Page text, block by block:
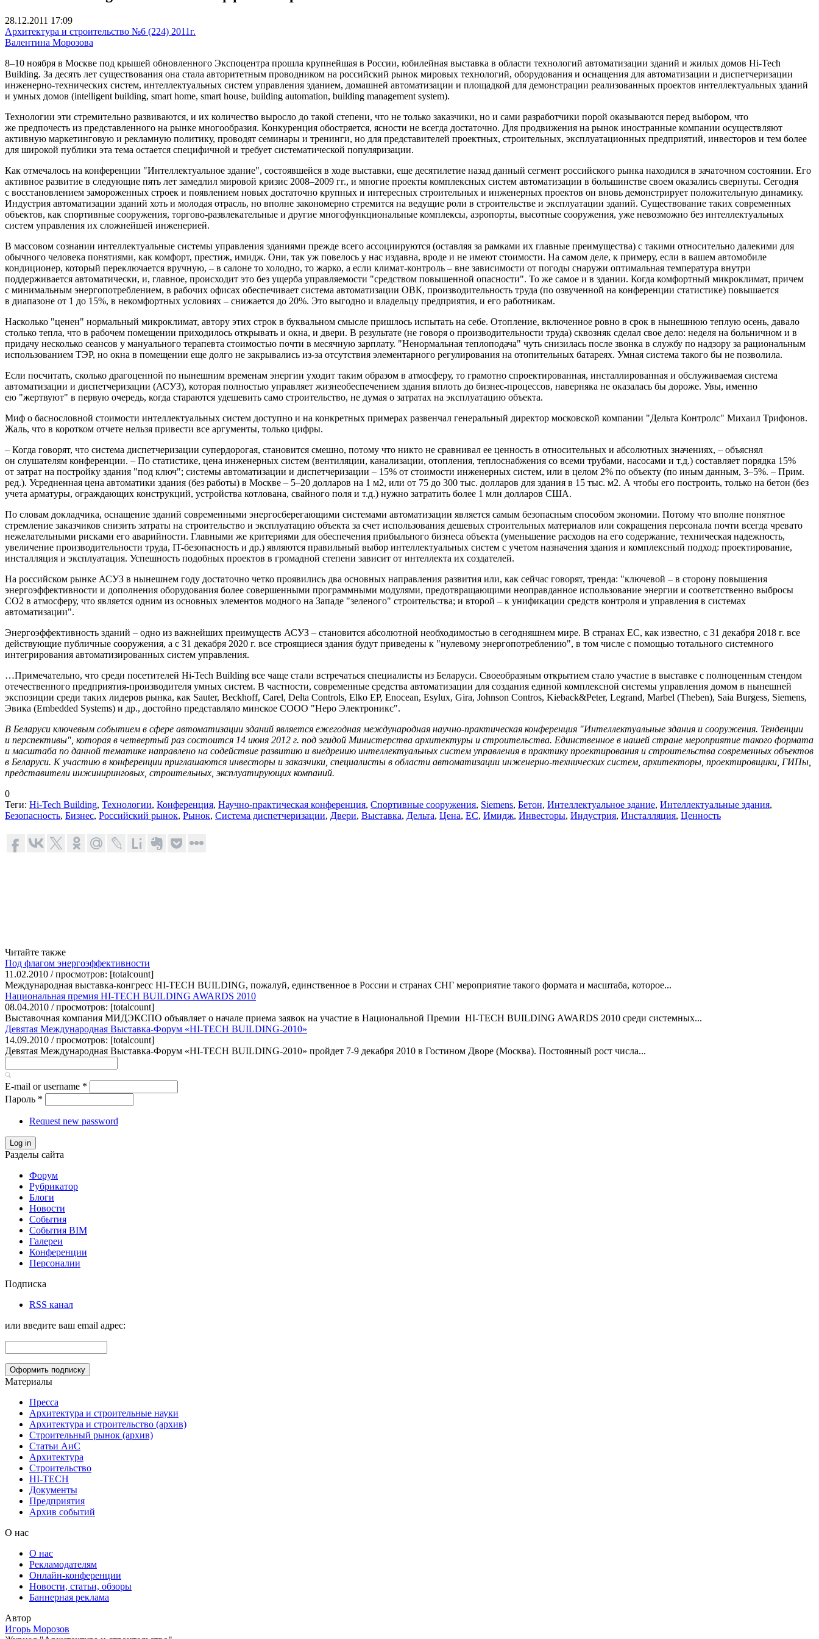
28.12.2011 17:09
Архитектура и строительство №6 (224) 2011г.
Валентина Морозова
8–10 ноября в Москве под крышей обновленного Экспоцентра прошла крупнейшая в России, юбилейная выставка в области технологий автоматизации зданий и жилых домов Hi-Tech
Building. За десять лет существования она стала авторитетным проводником на российский рынок мировых технологий, оборудования и оснащения для автоматизации и диспетчеризации
инженерно-технических систем, интеллектуальных систем управления зданием, домашней автоматизации и площадкой для демонстрации реализованных проектов интеллектуальных зданий
и умных домов (intelligent building, smart home, smart house, building automation, building management system).
Технологии эти стремительно развиваются, и их количество выросло до такой степени, что не только заказчики, но и сами разработчики порой оказываются перед выбором, что
же предпочесть из представленного на рынке многообразия. Конкуренция обостряется, ясности не всегда достаточно. Для продвижения на рынок иностранные компании осуществляют
активную маркетинговую и рекламную политику, проводят семинары и тренинги, но для представителей проектных, строительных, эксплуатационных предприятий, инвесторов и тем более
для широкой публики эта тема остается специфичной и требует систематической популяризации.
Как отмечалось на конференции "Интеллектуальное здание", состоявшейся в ходе выставки, еще десятилетие назад данный сегмент российского рынка находился в зачаточном состоянии. Его
активное развитие в следующие пять лет замедлил мировой кризис 2008–2009 гг., и многие проекты комплексных систем автоматизации в большинстве своем оказались свернуты. Сегодня
с восстановлением замороженных строек и появлением новых достаточно крупных и интересных строительных и инженерных проектов он вновь демонстрирует положительную динамику.
Индустрия автоматизации зданий хоть и молодая отрасль, но вполне закономерно стремится на ведущие роли в строительстве и эксплуатации зданий. Существование таких современных
объектов, как спортивные сооружения, торгово-развлекательные и другие многофункциональные комплексы, аэропорты, высотные сооружения, уже невозможно без интеллектуальных
систем управления их сложнейшей инженерией.
В массовом сознании интеллектуальные системы управления зданиями прежде всего ассоциируются (оставляя за рамками их главные преимущества) с такими относительно далекими для
обычного человека понятиями, как комфорт, престиж, имидж. Они, так уж повелось у нас издавна, вроде и не имеют стоимости. На самом деле, к примеру, если в вашем автомобиле
кондиционер, который переключается вручную, – в салоне то холодно, то жарко, а если климат-контроль – вне зависимости от погоды снаружи оптимальная температура внутри
поддерживается автоматически, и, главное, происходит это без ущерба управляемости "средством повышенной опасности". То же самое и в здании. Когда комфортный микроклимат, причем
с минимальным энергопотреблением, в рабочих офисах обеспечивает система автоматизации ОВК, производительность труда (по озвученной на конференции статистике) повышается
в диапазоне от 1 до 15%, в некомфортных условиях – снижается до 20%. Это выгодно и владельцу предприятия, и его работникам.
Насколько "ценен" нормальный микроклимат, автору этих строк в буквальном смысле пришлось испытать на себе. Отопление, включенное ровно в срок в нынешнюю теплую осень, давало
столько тепла, что в рабочем помещении приходилось открывать и окна, и двери. В результате (не говоря о производительности труда) сквозняк сделал свое дело: неделя на больничном и в
придачу несколько сеансов у мануального терапевта стоимостью почти в месячную зарплату. "Ненормальная теплоподача" чуть снизилась после звонка в службу по надзору за рациональным
использованием ТЭР, но окна в помещении еще долго не закрывались из-за отсутствия элементарного регулирования на отопительных батареях. Умная система такого бы не позволила.
Если посчитать, сколько драгоценной по нынешним временам энергии уходит таким образом в атмосферу, то грамотно спроектированная, инсталлированная и обслуживаемая система
автоматизации и диспетчеризации (АСУЗ), которая полностью управляет жизнеобеспечением здания вплоть до бизнес-процессов, наверняка не оказалась бы дороже. Увы, именно
ею "жертвуют" в первую очередь, когда стараются удешевить само строительство, не думая о затратах на эксплуатацию объекта.
Миф о баснословной стоимости интеллектуальных систем доступно и на конкретных примерах развенчал генеральный директор московской компании "Дельта Контролс" Михаил Трифонов.
Жаль, что в коротком отчете нельзя привести все аргументы, только цифры.
– Когда говорят, что система диспетчеризации супердорогая, становится смешно, потому что никто не сравнивал ее ценность в относительных и абсолютных значениях, – объяснял
он слушателям конференции. – По статистике, цена инженерных систем (вентиляции, канализации, отопления, теплоснабжения со всеми трубами, насосами и т.д.) составляет порядка 15%
от затрат на постройку здания "под ключ"; системы автоматизации и диспетчеризации – 15% от стоимости инженерных систем, или в целом 2% по объекту (по иным данным, 3–5%. – Прим.
ред.). Усредненная цена автоматики здания (без работы) в Москве – 5–20 долларов на 1 м2, или от 75 до 300 тыс. долларов для здания в 15 тыс. м2. А чтобы его построить, только на бетон (без
учета арматуры, ограждающих конструкций, устройства котлована, свайного поля и т.д.) нужно затратить более 1 млн долларов США.
По словам докладчика, оснащение зданий современными энергосберегающими системами автоматизации является самым безопасным способом экономии. Потому что вполне понятное
стремление заказчиков снизить затраты на строительство и эксплуатацию объекта за счет использования дешевых строительных материалов или сокращения персонала почти всегда чревато
нежелательными рисками его аварийности. Главными же критериями для обеспечения прибыльного бизнеса объекта (уменьшение расходов на его содержание, техническая надежность,
увеличение производительности труда, IT-безопасность и др.) являются правильный выбор интеллектуальных систем с учетом назначения здания и комплексный подход: проектирование,
инсталляция и эксплуатация. Успешность подобных проектов в громадной степени зависит от интеллекта их создателей.
На российском рынке АСУЗ в нынешнем году достаточно четко проявились два основных направления развития или, как сейчас говорят, тренда: "ключевой – в сторону повышения
энергоэффективности и дополнения оборудования более совершенными программными модулями, предотвращающими неоправданное использование энергии и соответственно выбросы
СО2 в атмосферу, что является одним из основных элементов модного на Западе "зеленого" строительства; и второй – к унификации средств контроля и управления в системах
автоматизации".
Энергоэффективность зданий – одно из важнейших преимуществ АСУЗ – становится абсолютной необходимостью в сегодняшнем мире. В странах ЕС, как известно, с 31 декабря 2018 г. все
действующие публичные сооружения, а с 31 декабря 2020 г. все строящиеся здания будут приведены к "нулевому энергопотреблению", в том числе с помощью тотального системного
интегрирования автоматизированных систем управления.
…Примечательно, что среди посетителей Hi-Tech Building все чаще стали встречаться специалисты из Беларуси. Своеобразным открытием стало участие в выставке с полноценным стендом
отечественного предприятия-производителя умных систем. В частности, современные средства автоматизации для создания единой комплексной системы управления домом в нынешней
экспозиции среди таких лидеров рынка, как Sauter, Beckhoff, Carel, Delta Controls, Elko EP, Enocean, Esylux, Gira, Johnson Contros, Kieback&Peter, Legrand, Marbel (Theben), Saia Burgess, Siemens,
Эвика (Embedded Systems) и др., достойно представляло минское СООО "Неро Электроникс".
В Беларуси ключевым событием в сфере автоматизации зданий является ежегодная международная научно-практическая конференция "Интеллектуальные здания и сооружения. Тенденции
и перспективы" , которая в четвертый раз состоится 14 июня 2012 г. под эгидой Министерства архитектуры и строительства. Единственное в нашей стране мероприятие такого формата
и масштаба по данной тематике направлено на содействие развитию и внедрению интеллектуальных систем управления в практику проектирования и строительства современных объектов
в Беларуси. К участию в конференции приглашаются инвесторы и заказчики, специалисты в области автоматизации инженерно-технических систем, архитекторы, проектировщики, ГИПы,
представители инжиниринговых, строительных, эксплуатирующих компаний.
0
Теги: Hi-Tech Building, Технологии, Конференция, Научно-практическая конференция, Спортивные сооружения, Siemens, Бетон, Интеллектуальное здание, Интеллектуальные здания,
Безопасность, Бизнес, Российский рынок, Рынок, Система диспетчеризации, Двери, Выставка, Дельта, Цена, ЕС, Имидж, Инвесторы, Индустрия, Инсталляция, Ценность
Читайте также
Под флагом энергоэффективности
11.02.2010 / просмотров: [totalcount]
Международная выставка-конгресс HI-TECH BUILDING, пожалуй, единственное в России и странах СНГ мероприятие такого формата и масштаба, которое...
Национальная премия HI-TECH BUILDING AWARDS 2010
08.04.2010 / просмотров: [totalcount]
Выставочная компания МИДЭКСПО объявляет о начале приема заявок на участие в Национальной Премии HI-TECH BUILDING AWARDS 2010 среди системных...
Девятая Международная Выставка-Форум «HI-TECH BUILDING-2010»
14.09.2010 / просмотров: [totalcount]
Девятая Международная Выставка-Форум «HI-TECH BUILDING-2010» пройдет 7-9 декабря 2010 в Гостином Дворе (Москва). Постоянный рост числа...
E-mail or username *
Пароль *
Request new password
Log in
Разделы сайта
Форум
Рубрикатор
Блоги
Новости
События
События BIM
Галереи
Конференции
Персоналии
Подписка
RSS канал
или введите ваш email адрес:
Материалы
Пресса
Архитектура и строительные науки
Архитектура и строительство (архив)
Строительный рынок (архив)
Статьи АиС
Архитектура
Строительство
HI-TECH
Документы
Предприятия
Архив событий
О нас
О нас
Рекламодателям
Онлайн-конференции
Новости, статьи, обзоры
Баннерная реклама
Автор
Игорь Морозов